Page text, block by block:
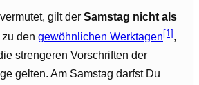
gilt der Samstag nicht als
zu den gewöhnlichen Werktagen[1],
strengeren Vorschriften der
gelten. Am Samstag darfst Du